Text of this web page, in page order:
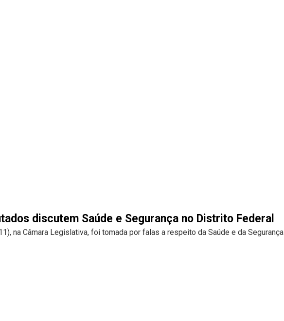
discutem Saúde e Segurança no Distrito Federal
na Câmara Legislativa, foi tomada por falas a respeito da Saúde e da Segurança